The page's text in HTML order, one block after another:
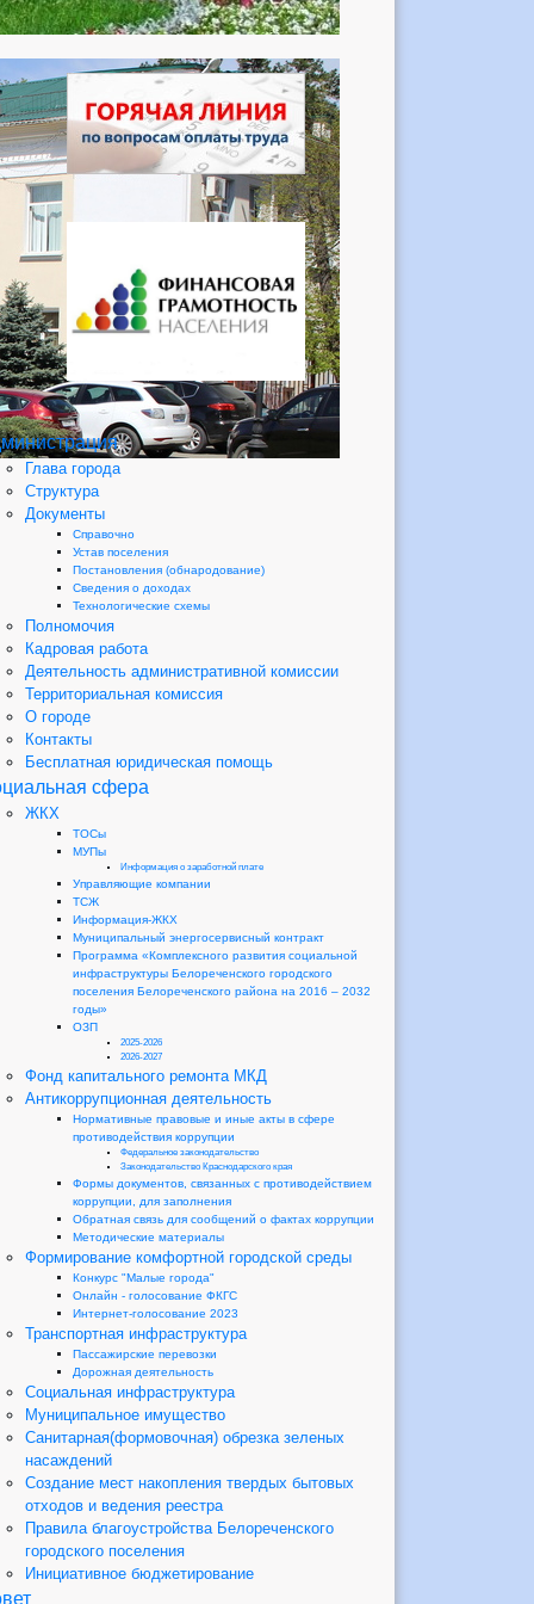
Глава города
Структура
Документы
Справочно
Устав поселения
Постановления (обнародование)
Сведения о доходах
Технологические схемы
Полномочия
Кадровая работа
Деятельность административной комиссии
Территориальная комиссия
О городе
Контакты
Бесплатная юридическая помощь
сфера
ЖКХ
ТОСы
МУПы
Информация о заработной плате
Управляющие компании
ТСЖ
Информация-ЖКХ
Муниципальный энергосервисный контракт
Программа «Комплексного развития социальной
инфраструктуры Белореченского городского
поселения Белореченского района на 2016 – 2032
годы»
ОЗП
2025-2026
2026-2027
Фонд капитального ремонта МКД
Антикоррупционная деятельность
Нормативные правовые и иные акты в сфере
противодействия коррупции
Федеральное законодательство
Законодательство Краснодарского края
Формы документов, связанных с противодействием
коррупции, для заполнения
Обратная связь для сообщений о фактах коррупции
Методические материалы
Формирование комфортной городской среды
Конкурс "Малые города"
Онлайн - голосование ФКГС
Интернет-голосование 2023
Транспортная инфраструктура
Пассажирские перевозки
Дорожная деятельность
Социальная инфраструктура
Муниципальное имущество
Санитарная(формовочная) обрезка зеленых
насаждений
Создание мест накопления твердых бытовых
отходов и ведения реестра
Правила благоустройства Белореченского
городского поселения
Инициативное бюджетирование